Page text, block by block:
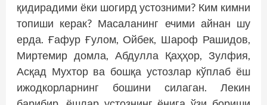
қидирадими ёки шогирд устозними? Ким кимни
топиши керак? Масаланинг ечими айнан шу
ерда. Ғафур Ғулом, Ойбек, Шароф Рашидов,
Миртемир домла, Абдулла Қаҳҳор, Зулфия,
Асқад Мухтор ва бошқа устозлар кўплаб ёш
ижодкорларнинг бошини силаган. Лекин